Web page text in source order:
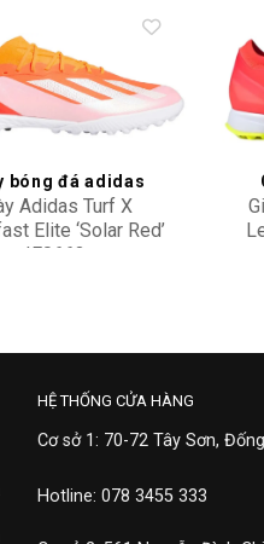
Add to
wishlist
bóng đá adidas
Adidas Turf X
Elite ‘Solar Red’
IF0663
HỆ THỐNG CỬA HÀNG
Cơ sở 1: 70-72 Tây Sơn,
Hotline: 078 3455 333